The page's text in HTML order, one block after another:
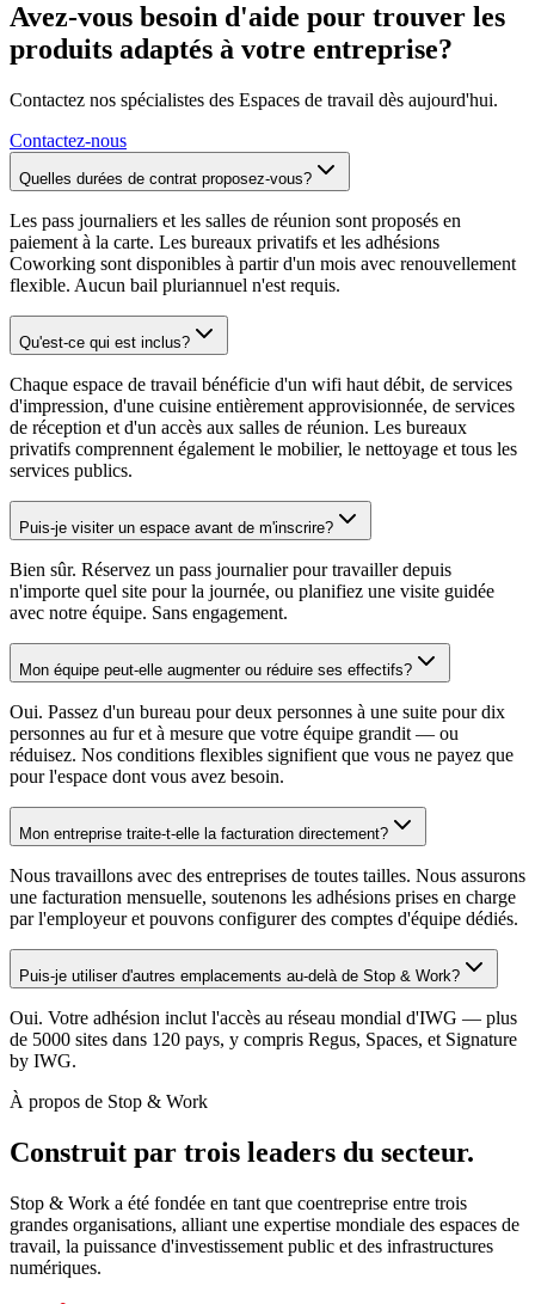
Avez-vous besoin d'aide pour trouver les
produits adaptés à votre entreprise?
Contactez nos spécialistes des Espaces de travail dès aujourd'hui.
Contactez-nous
Quelles durées de contrat proposez-vous?
Les pass journaliers et les salles de réunion sont proposés en
paiement à la carte. Les bureaux privatifs et les adhésions
Coworking sont disponibles à partir d'un mois avec renouvellement
flexible. Aucun bail pluriannuel n'est requis.
Qu'est-ce qui est inclus?
Chaque espace de travail bénéficie d'un wifi haut débit, de services
d'impression, d'une cuisine entièrement approvisionnée, de services
de réception et d'un accès aux salles de réunion. Les bureaux
privatifs comprennent également le mobilier, le nettoyage et tous les
services publics.
Puis-je visiter un espace avant de m'inscrire?
Bien sûr. Réservez un pass journalier pour travailler depuis
n'importe quel site pour la journée, ou planifiez une visite guidée
avec notre équipe. Sans engagement.
Mon équipe peut-elle augmenter ou réduire ses effectifs?
Oui. Passez d'un bureau pour deux personnes à une suite pour dix
personnes au fur et à mesure que votre équipe grandit — ou
réduisez. Nos conditions flexibles signifient que vous ne payez que
pour l'espace dont vous avez besoin.
Mon entreprise traite-t-elle la facturation directement?
Nous travaillons avec des entreprises de toutes tailles. Nous assurons
une facturation mensuelle, soutenons les adhésions prises en charge
par l'employeur et pouvons configurer des comptes d'équipe dédiés.
Puis-je utiliser d'autres emplacements au-delà de Stop & Work?
Oui. Votre adhésion inclut l'accès au réseau mondial d'IWG — plus
de 5000 sites dans 120 pays, y compris Regus, Spaces, et Signature
by IWG.
À propos de Stop & Work
Construit par trois leaders du secteur.
Stop & Work a été fondée en tant que coentreprise entre trois
grandes organisations, alliant une expertise mondiale des espaces de
travail, la puissance d'investissement public et des infrastructures
numériques.